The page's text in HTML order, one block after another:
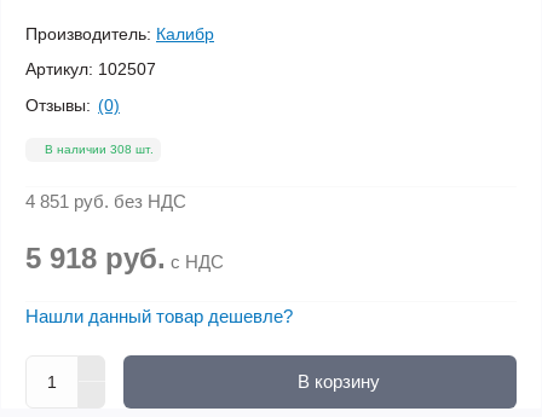
Производитель: Калибр
Артикул: 102507
Отзывы: (0)
В наличии 308 шт.
4 851 руб. без НДС
5 918 руб. с НДС
Нашли данный товар дешевле?
В корзину